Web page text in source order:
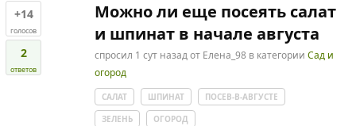
+14
голосов
2
ответов
Можно ли еще посеять салат
и шпинат в начале августа
спросил 1 сутназад от Елена_98 в категории Сад и
огород
САЛАТ ШПИНАТ
ПОСЕВ-В-АВГУСТЕ
ЗЕЛЕНЬ
ОГОРОД